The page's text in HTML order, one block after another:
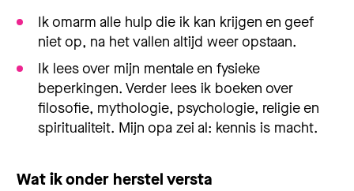
Ik omarm alle hulp die ik kan krijgen en geef
niet op, na het vallen altijd weer opstaan.
Ik lees over mijn mentale en fysieke
beperkingen. Verder lees ik boeken over
filosofie, mythologie, psychologie, religie en
spiritualiteit. Mijn opa zei al: kennis is macht.
Wat ik onder herstel versta